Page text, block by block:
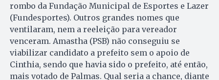
rombo da Fundação Municipal de Esportes e Lazer
(Fundesportes). Outros grandes nomes que
ventilaram, nem a reeleição para vereador
venceram. Amastha (PSB) não conseguiu se
viabilizar candidato a prefeito sem o apoio de
Cinthia, sendo que havia sido o prefeito, até então,
mais votado de Palmas. Qual seria a chance, diante